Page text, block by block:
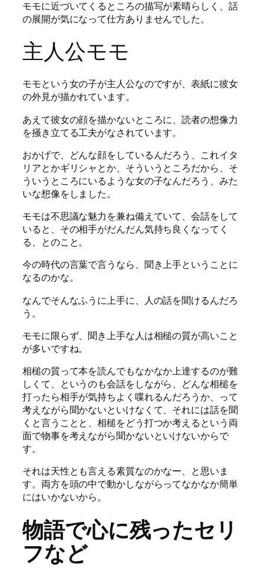
モモに近づいてくるところの描写が素晴らしく、話
の展開が気になって仕方ありませんでした。
主人公モモ
モモという女の子が主人公なのですが、表紙に彼女
の外見が描かれています。
あえて彼女の顔を描かないところに、読者の想像力
を掻き立てる工夫がなされています。
おかげで、どんな顔をしているんだろう、これイタ
リアとかギリシャとか、そういうところだから、そ
ういうところにいるような女の子なんだろう、みた
いな想像をしました。
モモは不思議な魅力を兼ね備えていて、会話をして
いると、その相手がだんだん気持ち良くなってく
る、とのこと。
今の時代の言葉で言うなら、聞き上手ということに
なるのかな。
なんでそんなふうに上手に、人の話を聞けるんだろ
う。
モモに限らず、聞き上手な人は相槌の質が高いこと
が多いですね。
相槌の質って本を読んでもなかなか上達するのが難
しくて、というのも会話をしながら、どんな相槌を
打ったら相手が気持ちよく喋れるんだろうか、って
考えながら聞かないといけなくて、それには話を聞
くと言うことと、相槌をどう打つか考えるという両
面で物事を考えながら聞かないといけないからで
す。
それは天性とも言える素質なのかなー、と思いま
す。両方を頭の中で動かしながらってなかなか簡単
にはいかないから。
物語で心に残ったセリ
フなど